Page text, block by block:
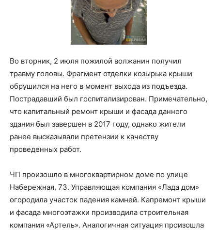
Во вторник, 2 июля пожилой волжанин получил
травму головы. Фрагмент отделки козырька крыши
обрушился на него в момент выхода из подъезда.
Пострадавший был госпитализирован. Примечательно,
что капитальный ремонт крыши и фасада данного
здания был завершен в 2017 году, однако жители
ранее высказывали претензии к качеству
проведенных работ.
ЧП произошло в многоквартирном доме по улице
Набережная, 73. Управляющая компания «Лада дом»
огородила участок падения камней. Капремонт крыши
и фасада многоэтажки производила строительная
компания «Артель». Аналогичная ситуация произошла